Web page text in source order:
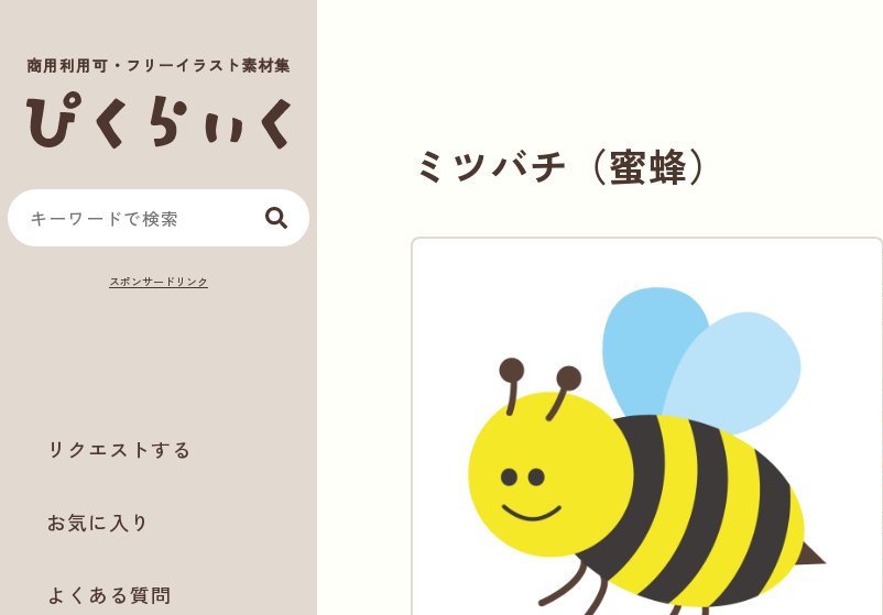
商用利用可・フリーイラスト素材集
リクエストする
お気に入り
よくある質問
ミツバチ（蜜蜂）